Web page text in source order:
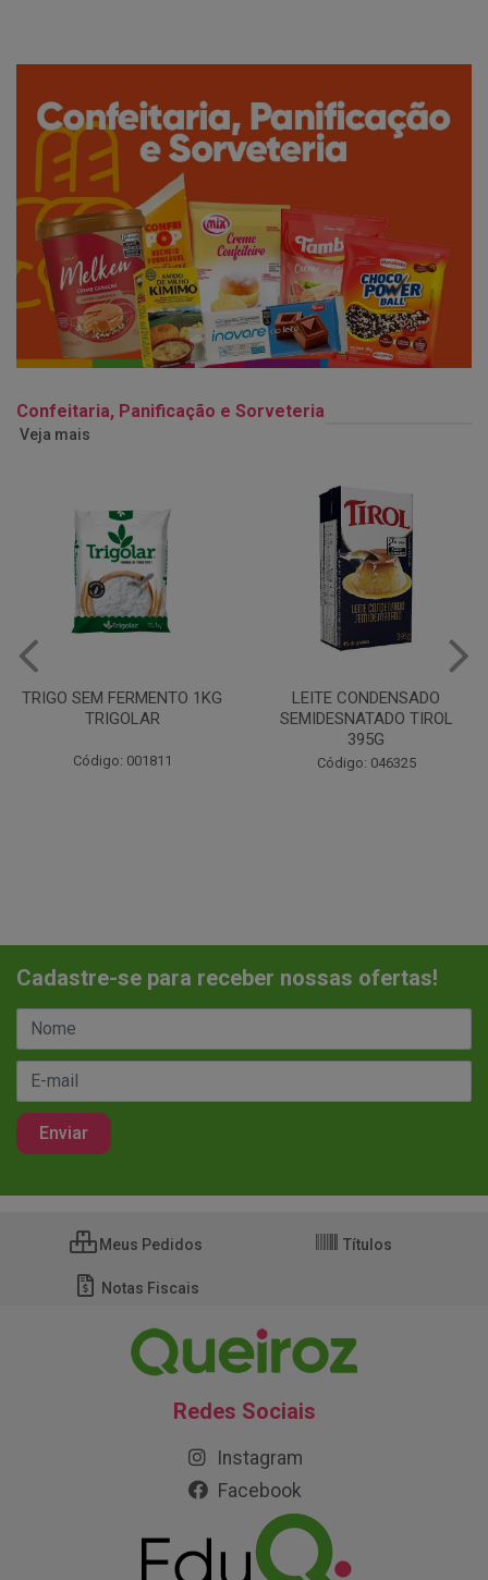
Confeitaria, Panificação e Sorveteria
Veja mais
LEITE CONDENSADO
SEMIDESNATADO TIROL
Código: 046325
CHANTILINHO EM PO 400G
MIX
Código: 037442
Cadastre-se para receber nossas ofertas!
Meus Pedidos Títulos
Notas Fiscais
Redes Sociais
Instagram
Facebook